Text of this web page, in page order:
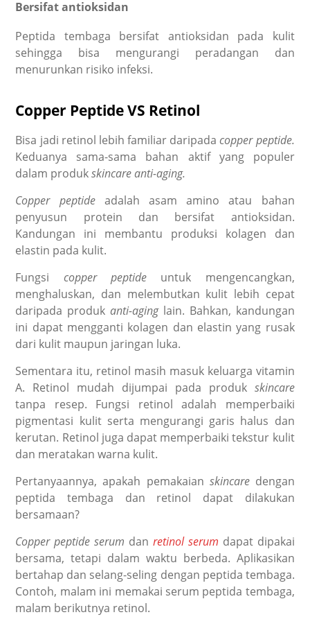
Bersifat antioksidan
Peptida tembaga bersifat antioksidan pada kulit
sehingga bisa mengurangi peradangan dan
menurunkan risiko infeksi.
Copper Peptide VS Retinol
Bisa jadi retinol lebih familiar daripadacopper peptide.
Keduanya sama-sama bahan aktif yang populer
dalam produkskincare anti-aging.
Copper peptideadalah asam amino atau bahan
penyusun protein dan bersifat antioksidan.
Kandungan ini membantu produksi kolagen dan
elastin pada kulit.
Fungsi copper peptide untuk mengencangkan,
menghaluskan, dan melembutkan kulit lebih cepat
daripada produkanti-aging lain. Bahkan, kandungan
ini dapat mengganti kolagen dan elastin yang rusak
dari kulit maupun jaringan luka.
Sementara itu, retinol masih masuk keluarga vitamin
A. Retinol mudah dijumpai pada produk skincare
tanpa resep. Fungsi retinol adalah memperbaiki
pigmentasi kulit serta mengurangi garis halus dan
kerutan. Retinol juga dapat memperbaiki tekstur kulit
dan meratakan warna kulit.
Pertanyaannya, apakah pemakaian skincare dengan
peptida tembaga dan retinol dapat dilakukan
bersamaan?
Copper peptide serum dan retinol serum dapat dipakai
bersama, tetapi dalam waktu berbeda. Aplikasikan
bertahap dan selang-seling dengan peptida tembaga.
Contoh, malam ini memakai serum peptida tembaga,
malam berikutnya retinol.